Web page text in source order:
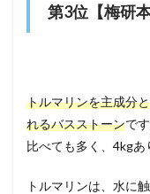
第3位【梅研
トルマリンを主成分
れるバスストーンで
比べても多く、4kgあ
トルマリンは、水に